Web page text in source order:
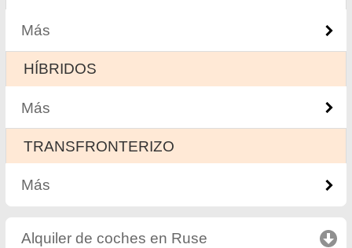
Más
HÍBRIDOS
Más
ТRANSFRONTERIZO
Más
Alquiler de coches en Ruse click to collapse